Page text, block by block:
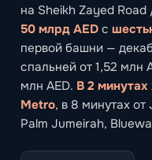
на Sheikh Zayed Road
50 млрд AED с
первой башни —
спальней от 1,52 млн
млн AED. В 2
Metro, в 8 минутах
Palm Jumeirah,